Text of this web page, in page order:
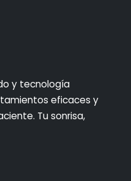
y tecnología
eficaces y
Tu sonrisa,